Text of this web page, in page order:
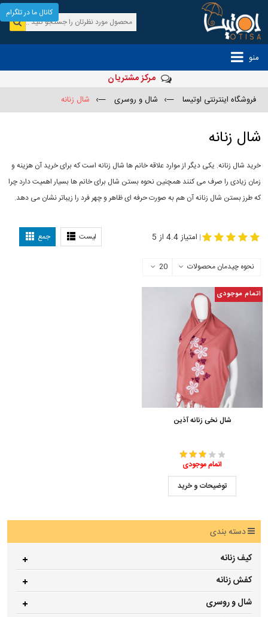
منو
مرکز مشتریان
فروشگاه اینترنتی اوتیسا —› شال و روسری —› شال زنانه
شال زنانه
خرید شال زنانه. یکی دیگر از موارد علاقه خانم ها شال زنانه است که برای خرید آن هزینه و
زمان زیادی را صرف می کنند همچنین نحوه بستن شال برای خانم ها بسیار اهمیت دارد چرا
که طرز بستن شال زنانه آن هم به صورت حرفه ای ظاهر و چهر فرد را زیباتر نشان می دهد.
لیست جمع | امتیاز 4.4 از 5
نحوه چیدمان محصولات 20
اتمام موجودی
شال نخی زنانه آذین
اتمام موجودی
توضیحات و خرید
دسته بندی
کیف زنانه
کفش زنانه
شال و روسری
کانال ما در تلگرام